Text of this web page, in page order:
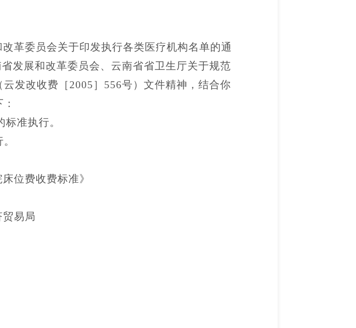
革委员会关于印发执行各类医疗机构名单的通
发展和改革委员会、云南省省卫生厅关于规范
发改收费［2005］556号）文件精神，结合你
准执行。
位费收费标准》
易局